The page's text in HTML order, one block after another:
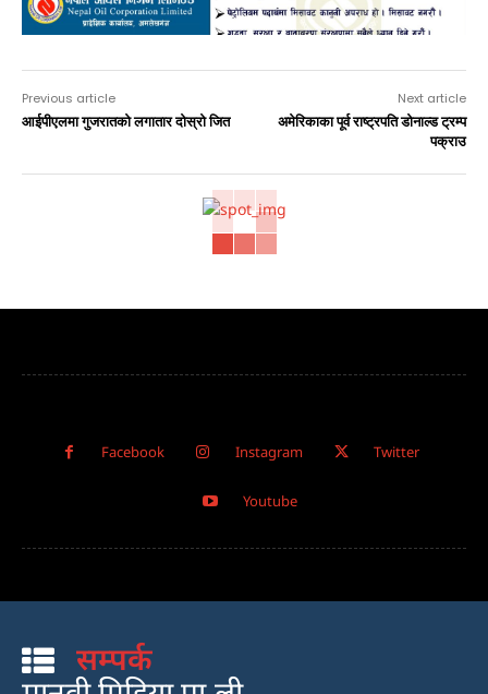
Previous article
आईपीएलमा गुजरातको लगातार दोस्रो जित
Next article
अमेरिकाका पूर्व राष्ट्रपति डोनाल्ड ट्रम्प
पक्राउ
Facebook Instagram Twitter
Youtube
सम्पर्क